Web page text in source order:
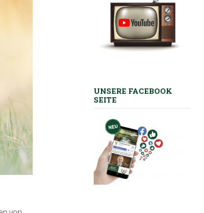
UNSERE FACEBOOK
SEITE